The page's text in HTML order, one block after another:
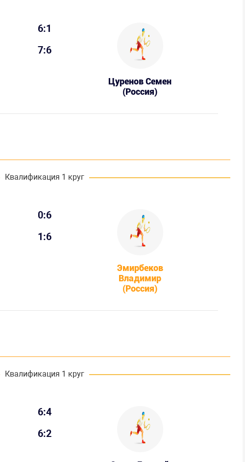
6:1
7:6
Цуренов Семен
(Россия)
Квалификация 1 круг
0:6
1:6
Эмирбеков
Владимир
(Россия)
Квалификация 1 круг
6:4
6:2